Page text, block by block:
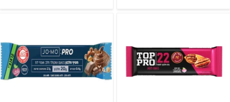
את המוצרים אפשר לרכוש
בחנויות טבע, בפארמים
ובחנות המותג.